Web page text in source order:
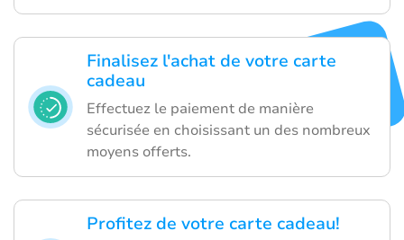
Finalisez l'achat de votre carte
cadeau
Effectuez le paiement de manière
sécurisée en choisissant un des nombreux
moyens offerts.
Profitez de votre carte cadeau!